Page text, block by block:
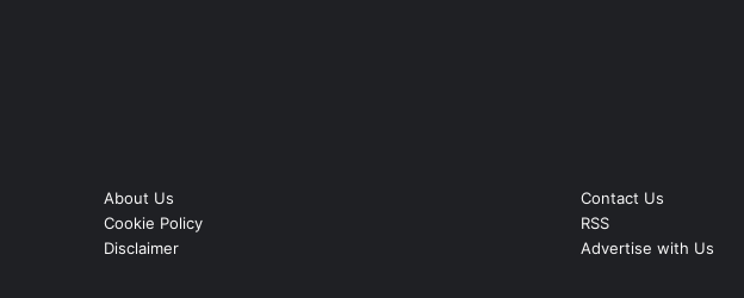
About Us
Cookie Policy
Disclaimer
Contact Us
RSS
Advertise with Us